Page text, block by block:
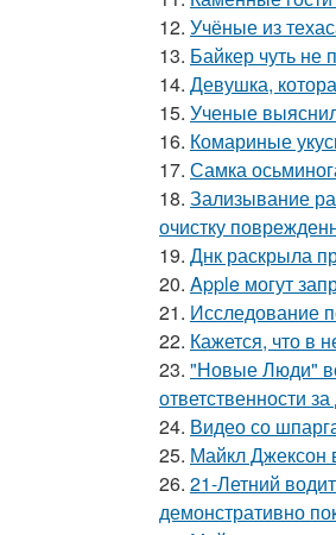
12. Учёные из
13. Байкер чуть не
14. Девушка,
15. Ученые
16. Комариные
17. Самка
18. Зализывание
очистку
19. Днк раскрыла
20. Apple могут
21. Исследование
22. Кажется, что в
23. "Новые Люди"
ответственности
24. Видео со
25. Майкл Джексон
26. 21-Летний
демонстративно